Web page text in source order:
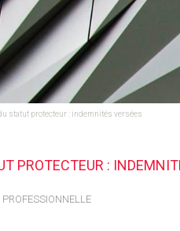
statut protecteur : indemnités versées
PROTECTEUR :